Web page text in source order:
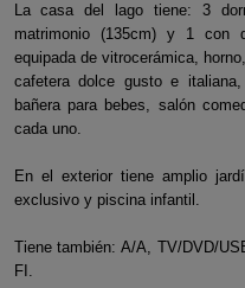
La casa del lago tiene: 3
matrimonio (135cm) y 1 con
equipada de vitrocerámica,
cafetera dolce gusto e
bañera para bebes, salón
cada uno.
En el exterior tiene amplio
exclusivo y piscina infantil.
Tiene también: A/A, TV/DVD/
FI.